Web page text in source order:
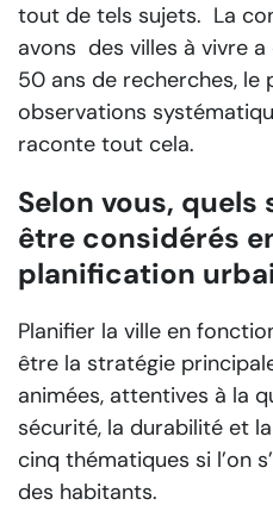
tout de tels sujets. La
avons des villes à vivre
50 ans de recherches, le
observations
raconte tout cela.
Selon vous,
être considérés
planification
Planifier la ville en
être la stratégie
animées, attentives à la
sécurité, la durabilité et
cinq thématiques si l’on
des habitants.